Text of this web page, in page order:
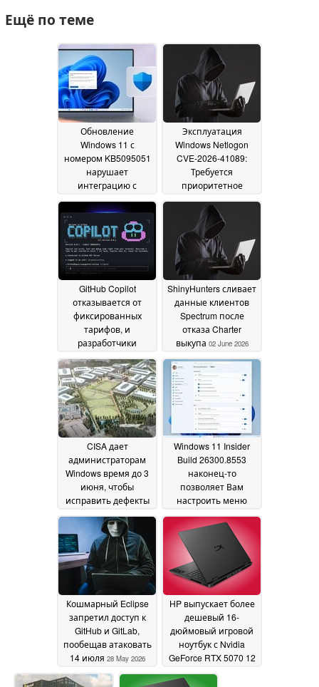
Ещё по теме
Обновление
Windows 11 с
номером KB5095051
нарушает
интеграцию с
20 June
2026
Эксплуатация
Windows Netlogon
CVE-2026-41089:
Требуется
приоритетное
03 June
2026
GitHub Copilot
отказывается от
фиксированных
тарифов, и
разработчики
02 June
2026
ShinyHunters сливает
данные клиентов
Spectrum после
отказа Charter
выкупа 02 June 2026
CISA дает
администраторам
Windows время до 3
июня, чтобы
исправить дефекты
Defender 01 June 2026
Windows 11 Insider
Build 26300.8553
наконец-то
позволяет Вам
настроить меню
01 June 2026
Кошмарный Eclipse
запретил доступ к
GitHub и GitLab,
пообещав атаковать
14 июля 28 May 2026
HP выпускает более
дешевый 16-
дюймовый игровой
ноутбук с Nvidia
GeForce RTX 5070 12